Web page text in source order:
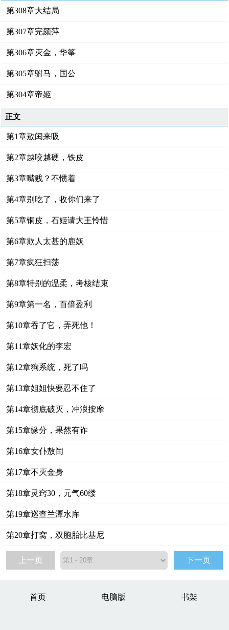
第308章大结局
第307章完颜萍
第306章灭金，华筝
第305章驸马，国公
第304章帝姬
正文
第1章敖闰来吸
第2章越咬越硬，铁皮
第3章嘴贱？不惯着
第4章别吃了，收你们来了
第5章铜皮，石姬请大王怜惜
第6章欺人太甚的鹿妖
第7章疯狂扫荡
第8章特别的温柔，考核结束
第9章第一名，百倍盈利
第10章吞了它，弄死他！
第11章妖化的李宏
第12章狗系统，死了吗
第13章姐姐快要忍不住了
第14章彻底破灭，冲浪按摩
第15章缘分，果然有诈
第16章女仆敖闰
第17章不灭金身
第18章灵窍30，元气60缕
第19章巡查兰潭水库
第20章打窝，双胞胎比基尼
上一页 下一页
首页 电脑版 书架